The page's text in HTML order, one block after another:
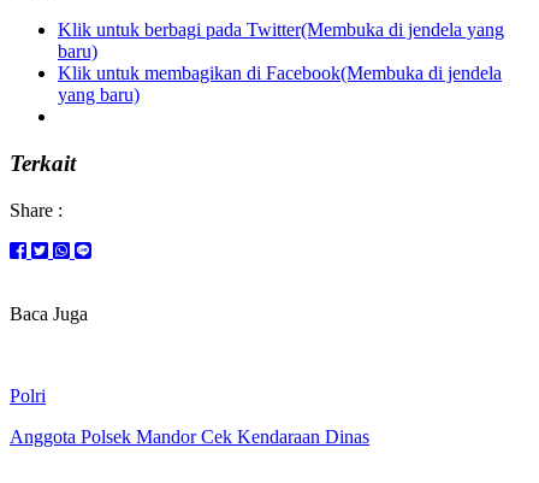
Klik untuk berbagi pada Twitter(Membuka di jendela yang
baru)
Klik untuk membagikan di Facebook(Membuka di jendela
yang baru)
Terkait
Share :
Baca Juga
Polri
Anggota Polsek Mandor Cek Kendaraan Dinas